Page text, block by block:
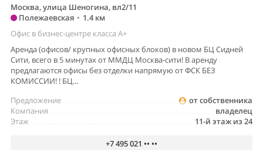
Москва, улица Шеногина, вл2/11
Полежаевская • 1.4 км
Офис в бизнес-центре класса A+
Аренда (офисов/ крупных офисных блоков) в новом БЦ Сидней
Сити, всего в 5 минутах от ММДЦ Москва-сити! В аренду
предлагаются офисы без отделки напрямую от ФСК БЕЗ
КОМИССИИ! ! БЦ...
от собственника
Предложение
владелец
Компания
11-й этаж из 24
Этаж
+7 495 021 •• ••